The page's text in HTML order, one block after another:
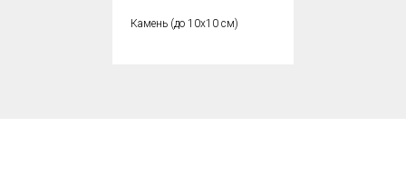
Камень (до 10х10 см)